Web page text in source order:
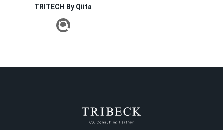
TRITECH By Qiita